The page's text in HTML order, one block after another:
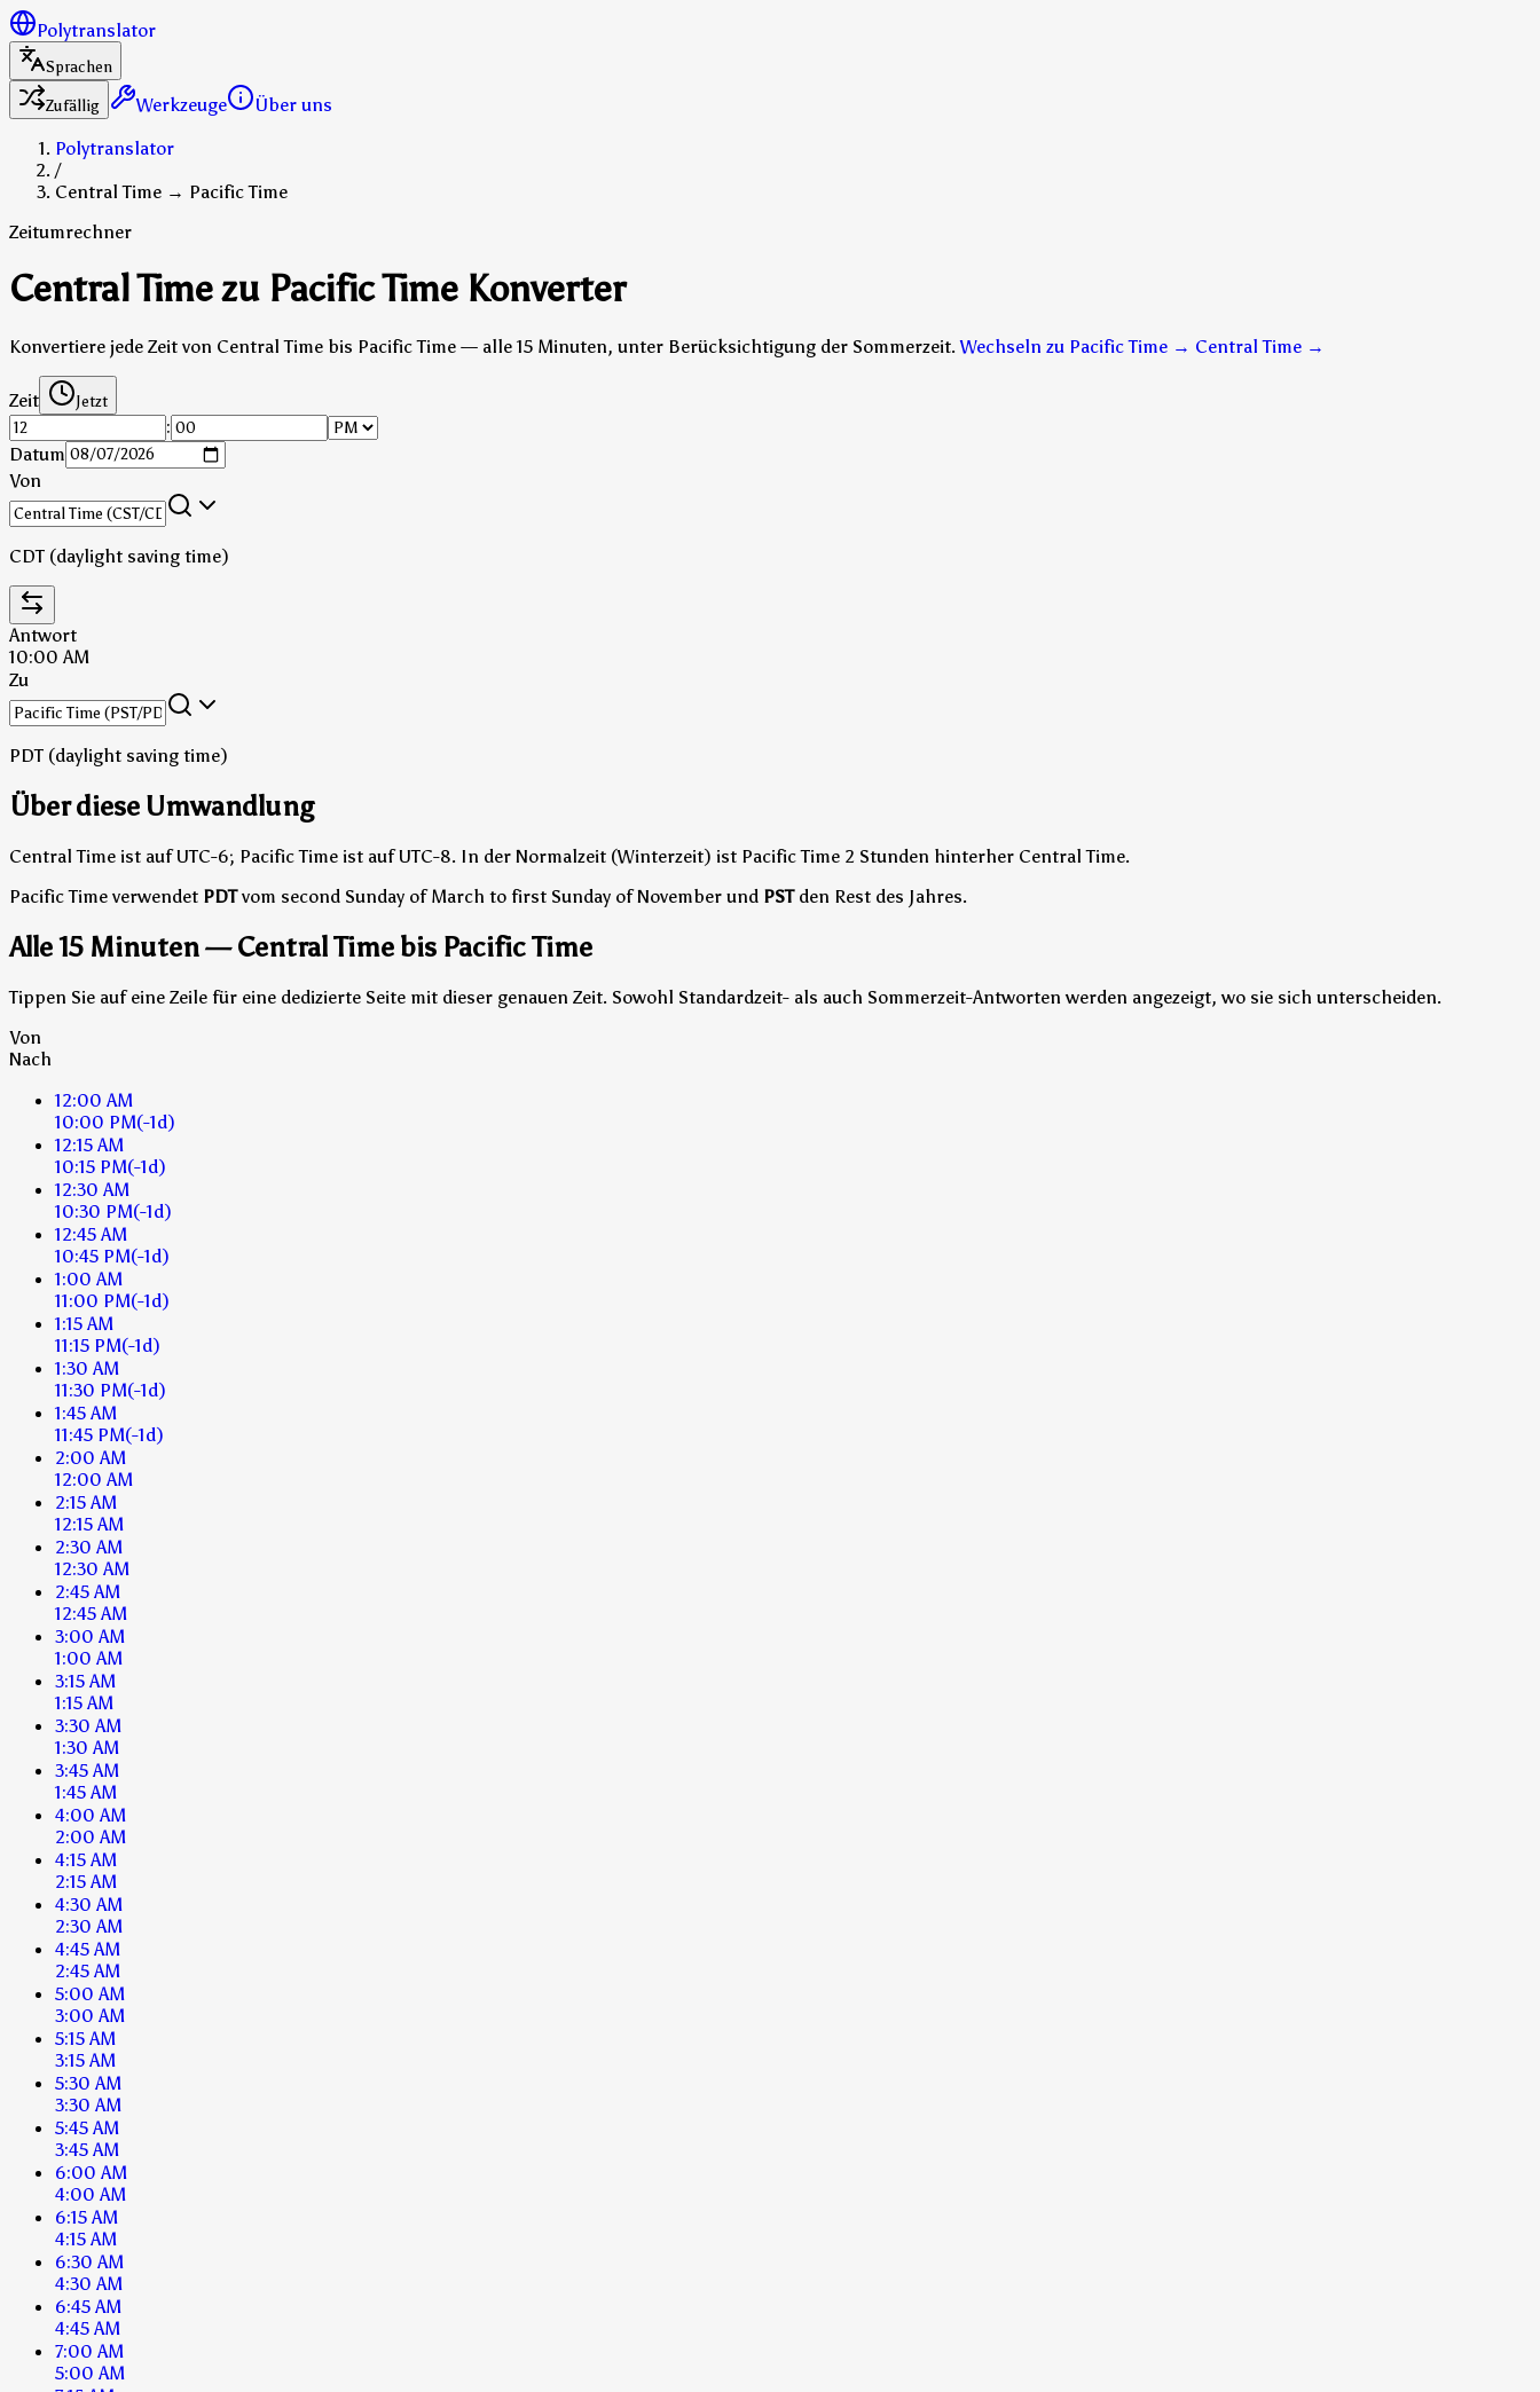
Polytranslator
Sprachen
Zufällig
Werkzeuge
Über uns
Polytranslator
/
Central Time → Pacific Time
Zeitumrechner
Central Time zu Pacific Time Konverter
Konvertiere jede Zeit von Central Time bis Pacific Time — alle 15 Minuten, unter Berücksichtigung der Sommerzeit. Wechseln zu Pacific Time → Central Time →
Zeit Jetzt
:
Datum
Von
CDT (daylight saving time)
Antwort
10:00 AM
Zu
PDT (daylight saving time)
Über diese Umwandlung
Central Time ist auf UTC-6; Pacific Time ist auf UTC-8. In der Normalzeit (Winterzeit) ist Pacific Time 2 Stunden hinterher Central Time.
Pacific Time verwendet PDTvom second Sunday of March to first Sunday of November und PSTden Rest des Jahres.
Alle 15 Minuten — Central Time bis Pacific Time
Tippen Sie auf eine Zeile für eine dedizierte Seite mit dieser genauen Zeit. Sowohl Standardzeit- als auch Sommerzeit-Antworten werden angezeigt, wo sie sich unterscheiden.
Von
Nach
12:00 AM
10:00 PM(-1d)
12:15 AM
10:15 PM(-1d)
12:30 AM
10:30 PM(-1d)
12:45 AM
10:45 PM(-1d)
1:00 AM
11:00 PM(-1d)
1:15 AM
11:15 PM(-1d)
1:30 AM
11:30 PM(-1d)
1:45 AM
11:45 PM(-1d)
2:00 AM
12:00 AM
2:15 AM
12:15 AM
2:30 AM
12:30 AM
2:45 AM
12:45 AM
3:00 AM
1:00 AM
3:15 AM
1:15 AM
3:30 AM
1:30 AM
3:45 AM
1:45 AM
4:00 AM
2:00 AM
4:15 AM
2:15 AM
4:30 AM
2:30 AM
4:45 AM
2:45 AM
5:00 AM
3:00 AM
5:15 AM
3:15 AM
5:30 AM
3:30 AM
5:45 AM
3:45 AM
6:00 AM
4:00 AM
6:15 AM
4:15 AM
6:30 AM
4:30 AM
6:45 AM
4:45 AM
7:00 AM
5:00 AM